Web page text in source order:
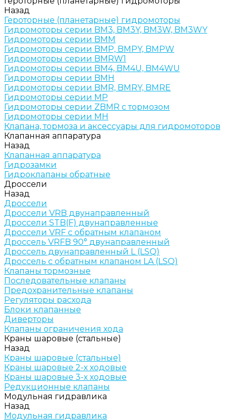
Назад
Героторные (планетарные) гидромоторы
Гидромоторы серии BM3, BM3Y, BM3W, BM3WY
Гидромоторы серии BMM
Гидромоторы серии BMP, BMPY, BMPW
Гидромоторы серии BMRW1
Гидромоторы серии BМ4, BM4U, BМ4WU
Гидромоторы серии BМH
Гидромоторы серии BМR, BMRY, BМRE
Гидромоторы серии MP
Гидромоторы серии ZBMR с тормозом
Гидромоторы серии МH
Клапана, тормоза и аксессуары для гидромоторов
Клапанная аппаратура
Назад
Клапанная аппаратура
Гидрозамки
Гидроклапаны обратные
Дроссели
Назад
Дроссели
Дроссели VRB двунаправленный
Дроссели STB(F) двунаправленные
Дроссели VRF с обратным клапаном
Дроссель VRFB 90° двунаправленный
Дроссель двунаправленный L (LSQ)
Дроссель с обратным клапаном LA (LSQ)
Клапаны тормозные
Последовательные клапаны
Предохранительные клапаны
Регуляторы расхода
Блоки клапанные
Диверторы
Клапаны ограничения хода
Краны шаровые (стальные)
Назад
Краны шаровые (стальные)
Краны шаровые 2-х ходовые
Краны шаровые 3-х ходовые
Редукционные клапаны
Модульная гидравлика
Назад
Модульная гидравлика